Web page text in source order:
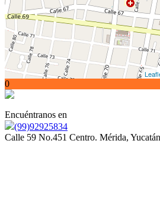
0
Encuéntranos en
(99)92925834
Calle 59 No.451 Centro. Mérida,